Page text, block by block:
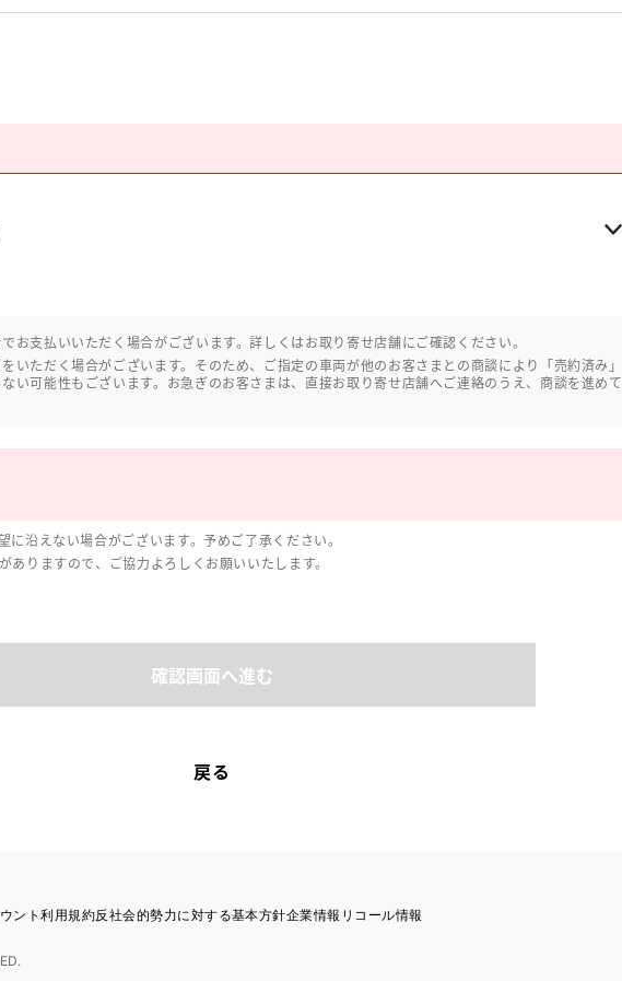
お支払いいただく場合がございます。詳しくはお取り寄せ店舗にご確認ください。
いただく場合がございます。そのため、ご指定の車両が他のお客さまとの商談により「売約済み」
い可能性もございます。お急ぎのお客さまは、直接お取り寄せ店舗へご連絡のうえ、商談を進めて
沿えない場合がございます。予めご了承ください。
りますので、ご協力よろしくお願いいたします。
確認画面へ進む
戻る
ント利用規約反社会的勢力に対する基本方針企業情報 リコール情報